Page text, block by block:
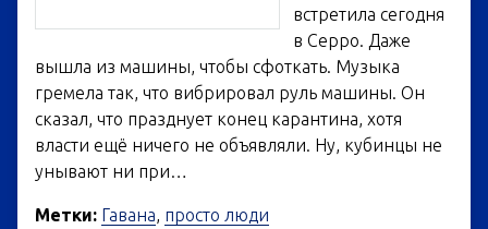
встретила сегодня
в Серро. Даже
вышла из машины, чтобы сфоткать. Музыка
гремела так, что вибрировал руль машины. Он
сказал, что празднует конец карантина, хотя
власти ещё ничего не объявляли. Ну, кубинцы не
унывают ни при…
Метки: Гавана, просто люди